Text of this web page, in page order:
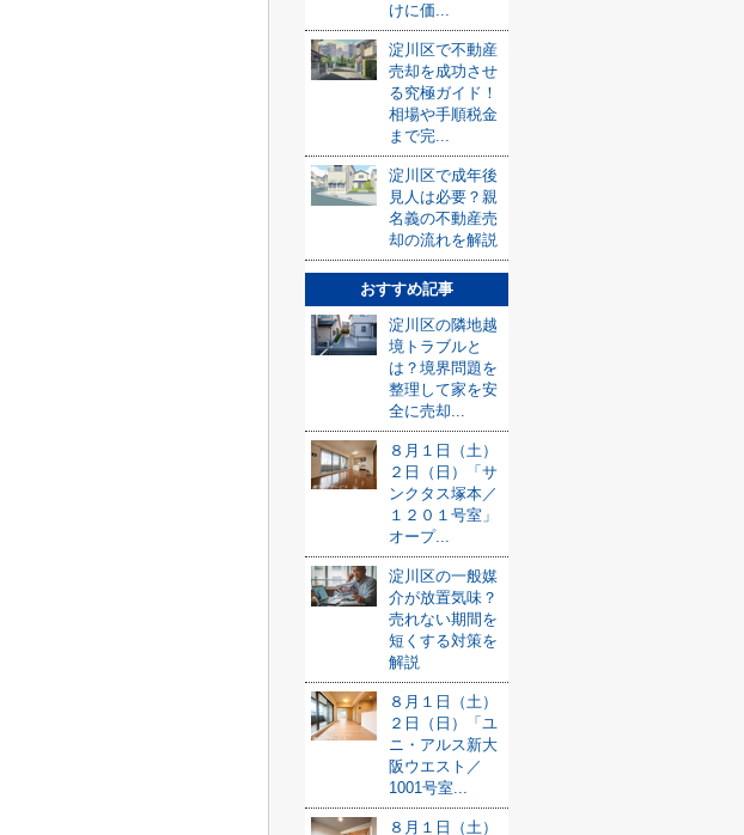
けに価...
淀川区で不動産
売却を成功させ
る究極ガイド！
相場や手順税金
まで完...
淀川区で成年後
見人は必要？親
名義の不動産売
却の流れを解説
おすすめ記事
淀川区の隣地越
境トラブルと
は？境界問題を
整理して家を安
全に売却...
８月１日（土）
２日（日）「サ
ンクタス塚本／
１２０１号室」
オープ...
淀川区の一般媒
介が放置気味？
売れない期間を
短くする対策を
解説
８月１日（土）
２日（日）「ユ
ニ・アルス新大
阪ウエスト／
1001号室...
８月１日（土）